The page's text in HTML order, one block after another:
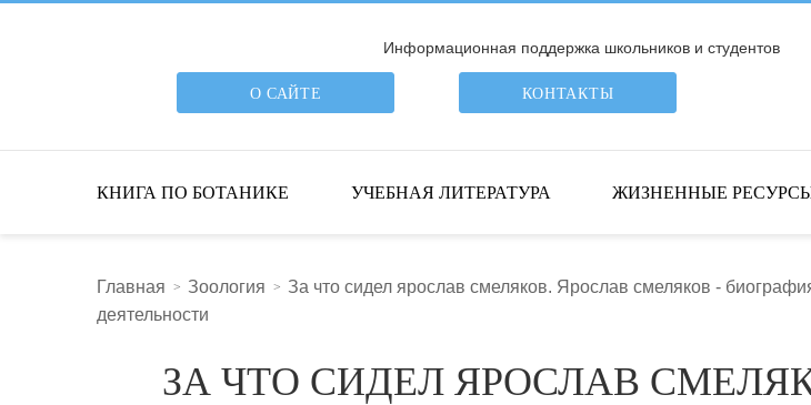
Информационная поддержка школьников и студентов
О САЙТЕ КОНТАКТЫ
КНИГА ПО БОТАНИКЕ УЧЕБНАЯ ЛИТЕРАТУРА ЖИЗНЕННЫЕ
ПОИСК ПО САЙТУ
Главная Зоология
За что сидел ярослав смеляков. Ярослав смеляков -
деятельности
ЗА ЧТО СИДЕЛ ЯРОСЛАВ